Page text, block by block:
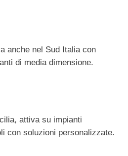
anche nel Sud Italia con
di media dimensione.
attiva su impianti
con soluzioni personalizzate.